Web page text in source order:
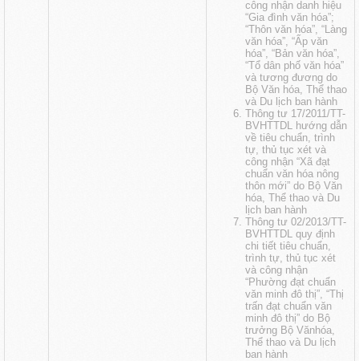
công nhận danh hiệu
“Gia đình văn hóa”;
“Thôn văn hóa”, “Làng
văn hóa”, “Ấp văn
hóa”, “Bản văn hóa”,
“Tổ dân phố văn hóa”
và tương đương do
Bộ Văn hóa, Thể thao
và Du lịch ban hành
Thông tư 17/2011/TT-
BVHTTDL hướng dẫn
về tiêu chuẩn, trình
tự, thủ tục xét và
công nhận “Xã đạt
chuẩn văn hóa nông
thôn mới” do Bộ Văn
hóa, Thể thao và Du
lịch ban hành
Thông tư 02/2013/TT-
BVHTTDL quy định
chi tiết tiêu chuẩn,
trình tự, thủ tục xét
và công nhận
“Phường đạt chuẩn
văn minh đô thị”, “Thị
trấn đạt chuẩn văn
minh đô thị” do Bộ
trưởng Bộ Vănhóa,
Thể thao và Du lịch
ban hành